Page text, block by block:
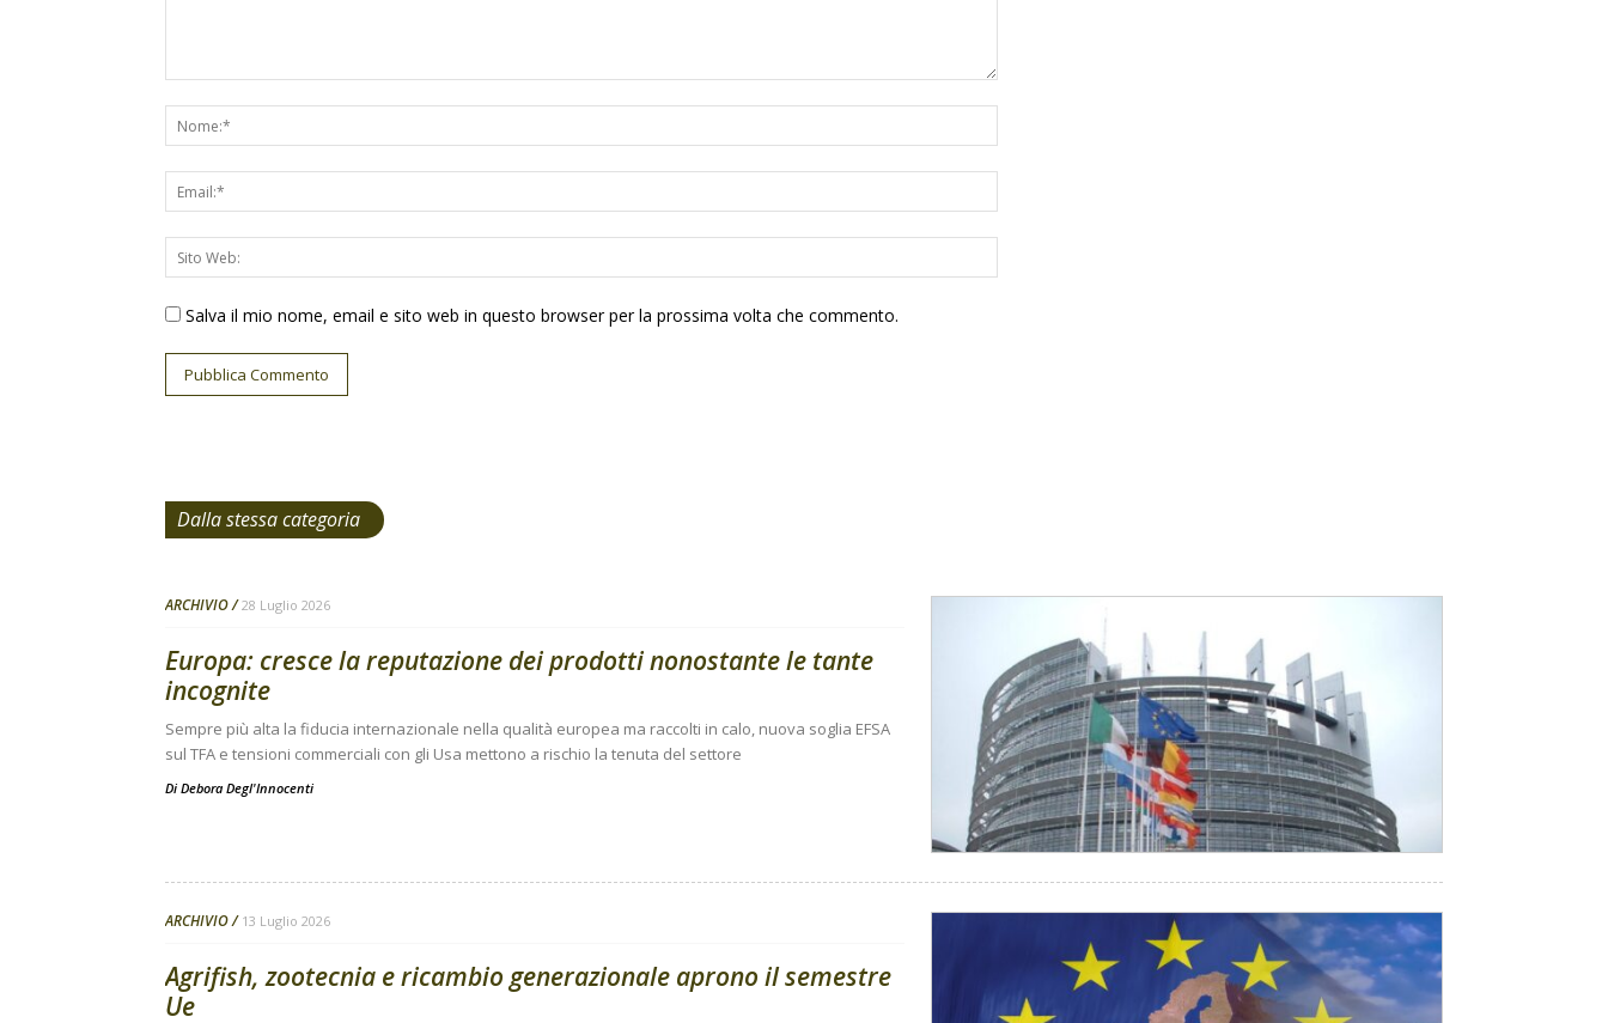
Salva il mio nome, email e sito web in questo browser per la prossima volta che commento.
Dalla stessa categoria
ARCHIVIO 28 Luglio 2026
Europa: cresce la reputazione dei prodotti nonostante le tante
incognite
Sempre più alta la fiducia internazionale nella qualità europea ma raccolti in calo, nuova soglia EFSA
sul TFA e tensioni commerciali con gli Usa mettono a rischio la tenuta del settore
Di Debora Degl'Innocenti
ARCHIVIO 13 Luglio 2026
Agrifish, zootecnia e ricambio generazionale aprono il semestre
Ue